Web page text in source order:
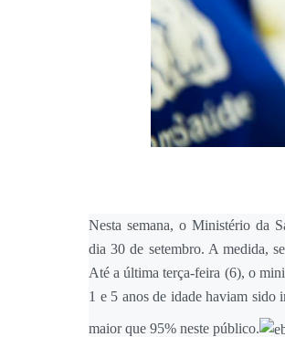
Nesta semana, o Ministério da
dia 30 de setembro. A medida,
Até a última terça-feira (6), o
1 e 5 anos de idade haviam sido
maior que 95% neste público.